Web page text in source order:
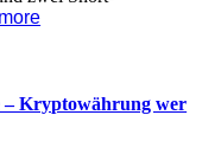
– Kryptowährung wer